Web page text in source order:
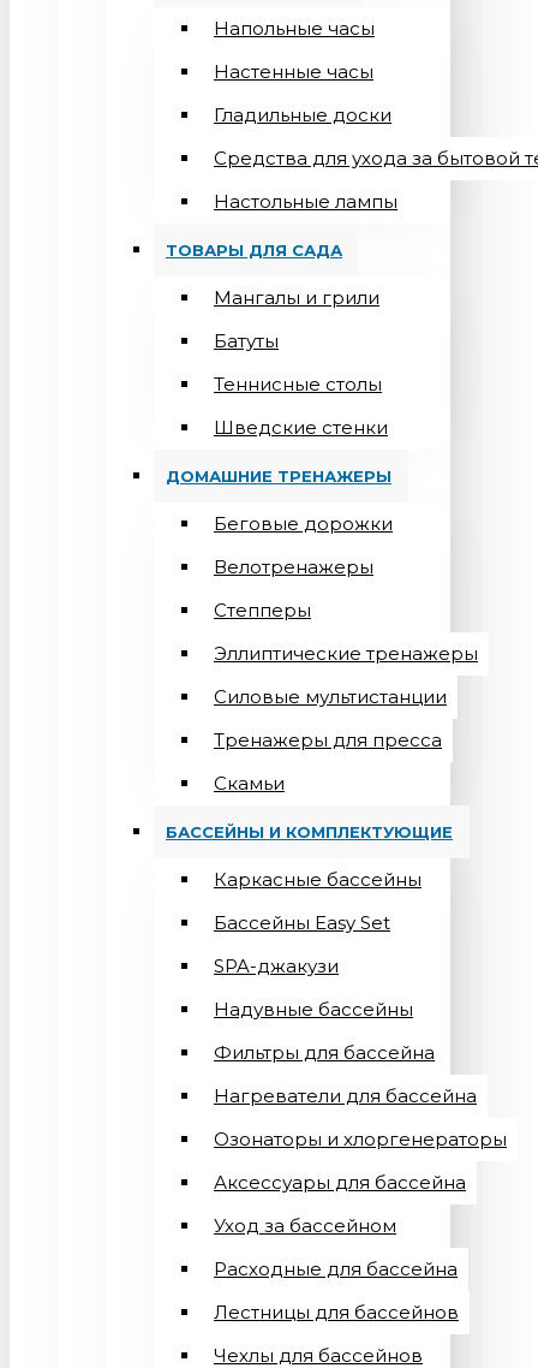
Напольные часы
Настенные часы
Гладильные доски
Средства для ухода за бытовой
Настольные лампы
ТОВАРЫ ДЛЯ САДА
Мангалы и грили
Батуты
Теннисные столы
Шведские стенки
ДОМАШНИЕ ТРЕНАЖЕРЫ
Беговые дорожки
Велотренажеры
Степперы
Эллиптические тренажеры
Силовые мультистанции
Тренажеры для пресса
Скамьи
БАССЕЙНЫ И КОМПЛЕКТУЮЩИЕ
Каркасные бассейны
Бассейны Easy Set
SPA-джакузи
Надувные бассейны
Фильтры для бассейна
Нагреватели для бассейна
Озонаторы и хлоргенераторы
Аксессуары для бассейна
Уход за бассейном
Расходные для бассейна
Лестницы для бассейнов
Чехлы для бассейнов